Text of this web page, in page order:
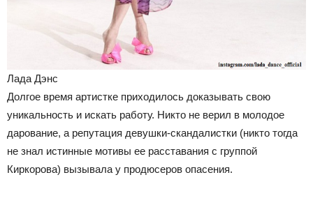
Лада Дэнс
Долгое время артистке приходилось доказывать свою
уникальность и искать работу. Никто не верил в молодое
дарование, а репутация девушки-скандалистки (никто тогда
не знал истинные мотивы ее расставания с группой
Киркорова) вызывала у продюсеров опасения.